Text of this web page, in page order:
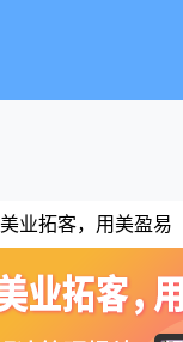
美业拓客，用美盈易